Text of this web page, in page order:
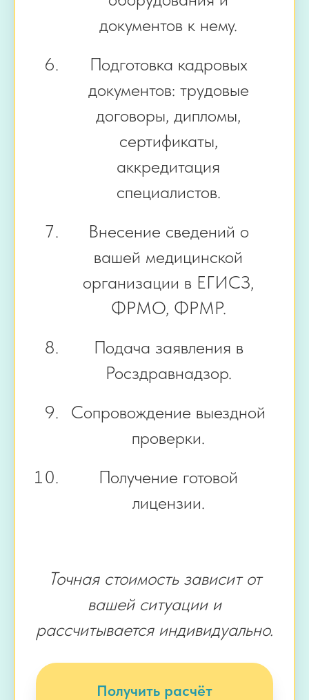
документов к нему.
Подготовка кадровых
документов: трудовые
договоры, дипломы,
сертификаты,
аккредитация
специалистов.
Внесение сведений о
вашей медицинской
организации в ЕГИСЗ,
ФРМО, ФРМР.
Подача заявления в
Росздравнадзор.
Сопровождение выездной
проверки.
Получение готовой
лицензии.
Точная стоимость зависит от
вашей ситуации и
рассчитывается индивидуально.
Получить расчёт